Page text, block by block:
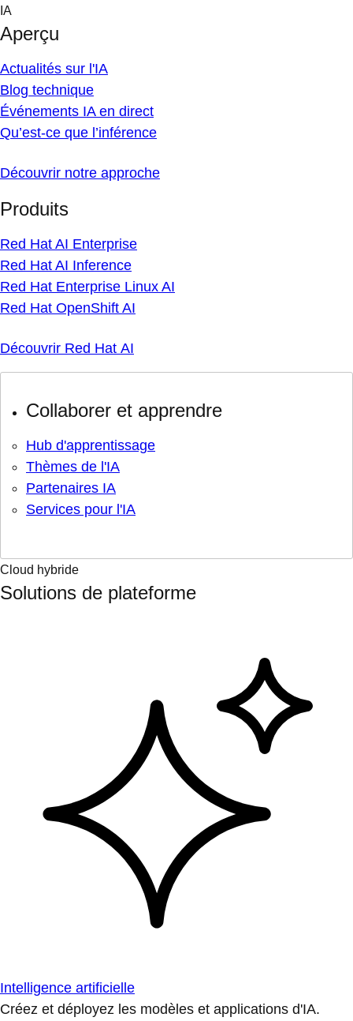
Skip
content
IA
Aperçu
Actualités sur l'IA
Blog technique
Événements IA en direct
Qu’est-ce que l’inférence
Découvrir notre approche
Produits
Red Hat AI Enterprise
Red Hat AI Inference
Red Hat Enterprise Linux AI
Red Hat OpenShift AI
Découvrir Red Hat AI
Collaborer et apprendre
Hub d'apprentissage
Thèmes de l'IA
Partenaires IA
Services pour l'IA
Cloud hybride
Solutions de plateforme
Intelligence artificielle
Créez et déployez les modèles et applications d'IA.